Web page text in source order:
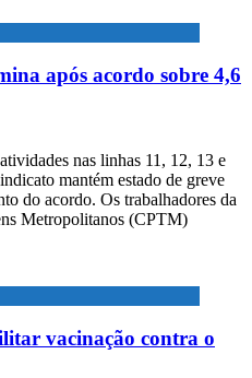
após acordo sobre 4,6
nas linhas 11, 12, 13 e
mantém estado de greve
do acordo. Os trabalhadores da
Metropolitanos (CPTM)
vacinação contra o